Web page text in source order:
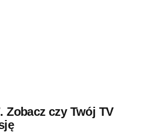
Zobacz czy Twój TV